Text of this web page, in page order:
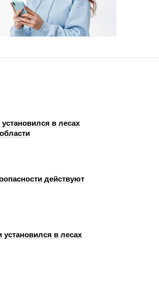
в лесах
действуют
установился в лесах